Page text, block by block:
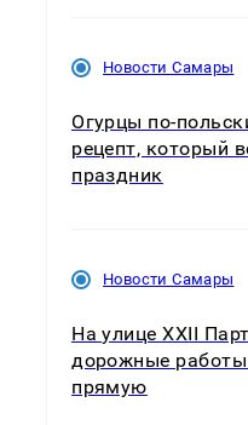
Новости Самары
Огурцы
рецепт, который
праздник
Новости Самары
На улице XXII
дорожные
прямую